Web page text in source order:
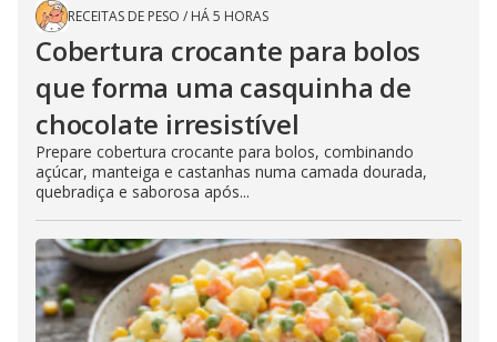
RECEITAS DE PESO / HÁ 5 HORAS
Cobertura crocante para bolos
que forma uma casquinha de
chocolate irresistível
Prepare cobertura crocante para bolos, combinando
açúcar, manteiga e castanhas numa camada dourada,
quebradiça e saborosa após...